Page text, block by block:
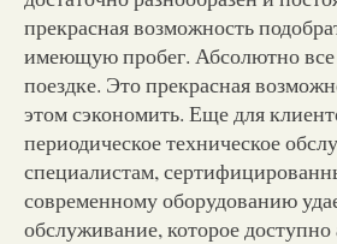
прекрасная возможность
имеющую пробег. Абсолютно все
поездке. Это прекрасная
этом сэкономить. Еще для
периодическое техническое
специалистам,
современному оборудованию
обслуживание, которое